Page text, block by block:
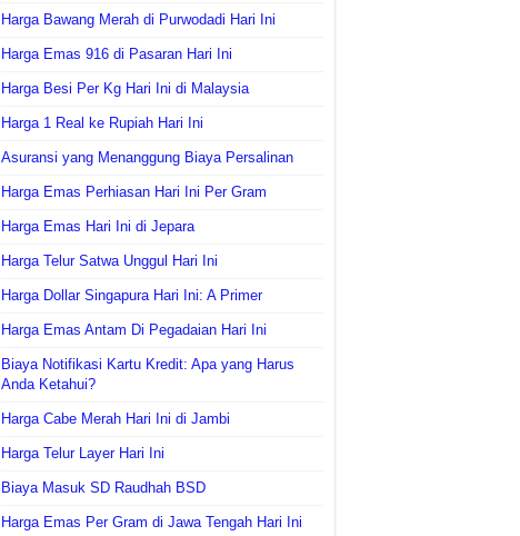
Harga Bawang Merah di Purwodadi Hari Ini
Harga Emas 916 di Pasaran Hari Ini
Harga Besi Per Kg Hari Ini di Malaysia
Harga 1 Real ke Rupiah Hari Ini
Asuransi yang Menanggung Biaya Persalinan
Harga Emas Perhiasan Hari Ini Per Gram
Harga Emas Hari Ini di Jepara
Harga Telur Satwa Unggul Hari Ini
Harga Dollar Singapura Hari Ini: A Primer
Harga Emas Antam Di Pegadaian Hari Ini
Biaya Notifikasi Kartu Kredit: Apa yang Harus
Anda Ketahui?
Harga Cabe Merah Hari Ini di Jambi
Harga Telur Layer Hari Ini
Biaya Masuk SD Raudhah BSD
Harga Emas Per Gram di Jawa Tengah Hari Ini